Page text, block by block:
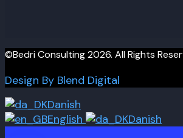
©Bedri Consulting 2026. All Rights
Design By Blend Digital
Danish
English
Danish